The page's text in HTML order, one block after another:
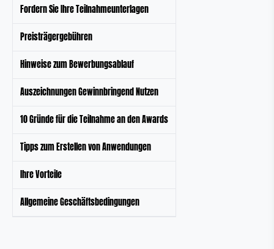
Fordern Sie Ihre Teilnahmeunterlagen
Preisträgergebühren
Hinweise zum Bewerbungsablauf
Auszeichnungen Gewinnbringend Nutzen
10 Gründe für die Teilnahme an den Awards
Tipps zum Erstellen von Anwendungen
Ihre Vorteile
Allgemeine Geschäftsbedingungen